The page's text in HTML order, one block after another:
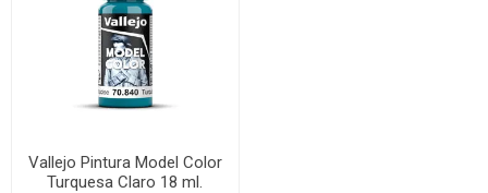
Vallejo Pintura Model Color
Turquesa Claro 18 ml.